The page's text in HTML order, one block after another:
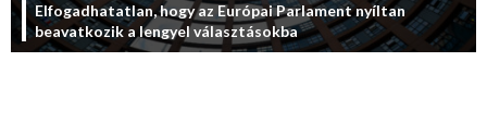
Elfogadhatatlan, hogy az Európai Parlament nyíltan
beavatkozik a lengyel választásokba